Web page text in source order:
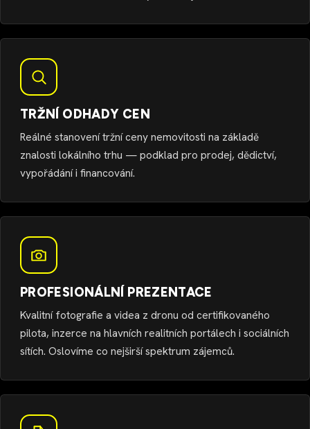
TRŽNÍ ODHADY CEN
Reálné stanovení tržní ceny nemovitosti na základě
znalosti lokálního trhu — podklad pro prodej, dědictví,
vypořádání i financování.
PROFESIONÁLNÍ PREZENTACE
Kvalitní fotografie a videa z dronu od certifikovaného
pilota, inzerce na hlavních realitních portálech i sociálních
sítích. Oslovíme co nejširší spektrum zájemců.